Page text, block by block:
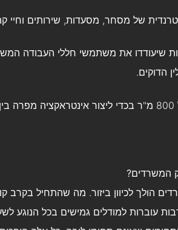
של מסחר, מסעדות, שירותים וחיי
שיעודדו את משתמשי חללי העבודה
הדוקים.
המשרדים?
הולך לכיוון ביזור. מה שהתחיל בקרב
עוברות למודלים גמישים בכל הנוגע